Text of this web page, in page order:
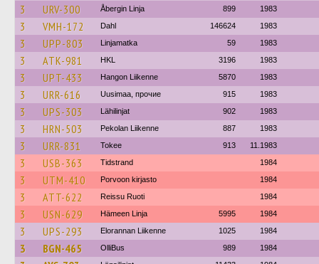
3 URV-300 Åbergin Linja 899 1983
3 VMH-172 Dahl 146624 1983
3 UPP-803 Linjamatka 59 1983
3 ATK-981 HKL 3196 1983
3 UPT-433 Hangon Liikenne 5870 1983
3 URR-616 Uusimaa, прочие 915 1983
3 UPS-303 Lähilinjat 902 1983
3 HRN-503 Pekolan Liikenne 887 1983
3 URR-831 Tokee 913 11.1983
3 USB-363 Tidstrand 1984
3 UTM-410 Porvoon kirjasto 1984
3 ATT-622 Reissu Ruoti 1984
3 USN-629 Hämeen Linja 5995 1984
3 UPS-293 Elorannan Liikenne 1025 1984
3 BGN-465 OlliBus 989 1984